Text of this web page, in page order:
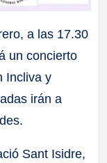
a las 17.30
un concierto
Incliva y
irán a
Sant Isidre,